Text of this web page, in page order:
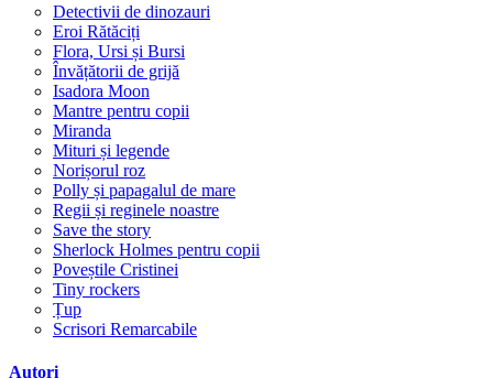
Detectivii de dinozauri
Eroi Rătăciți
Flora, Ursi și Bursi
Învățătorii de grijă
Isadora Moon
Mantre pentru copii
Miranda
Mituri și legende
Norișorul roz
Polly și papagalul de mare
Regii și reginele noastre
Save the story
Sherlock Holmes pentru copii
Poveștile Cristinei
Tiny rockers
Țup
Scrisori Remarcabile
Autori